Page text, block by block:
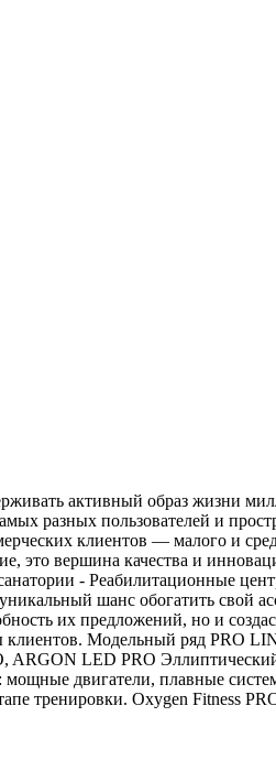
активный образ жизни
разных пользователей и
клиентов — малого и
это вершина качества и
- Реабилитационные
шанс обогатить свой
их предложений, но и
клиентов. Модельный ряд PRO
LED PRO Эллиптический
двигатели, плавные
тренировки. Oxygen Fitness